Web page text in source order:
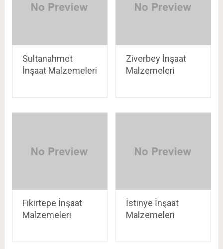
Sultanahmet
İnşaat Malzemeleri
Ziverbey İnşaat
Malzemeleri
Fikirtepe İnşaat
Malzemeleri
İstinye İnşaat
Malzemeleri